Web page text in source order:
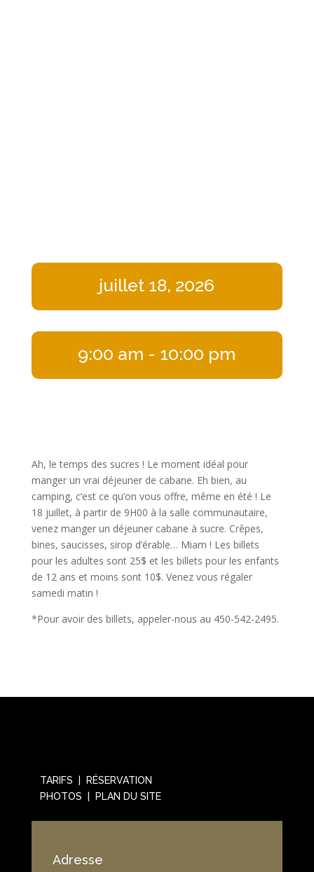
juillet 18, 2026
9:00 am - 10:00 pm
Ah, le temps des sucres ! Le moment idéal pour
manger un vrai déjeuner de cabane. Eh bien, au
camping, c’est ce qu’on vous offre, même en été ! Le
18 juillet, à partir de 9H00 à la salle communautaire,
venez manger un déjeuner cabane à sucre. Crêpes,
bines, saucisses, sirop d’érable… Miam ! Les billets
pour les adultes sont 25$ et les billets pour les enfants
de 12 ans et moins sont 10$. Venez vous régaler
samedi matin !
*Pour avoir des billets, appeler-nous au 450-542-2495.
TARIFS | RÉSERVATION
PHOTOS | PLAN DU SITE
Adresse